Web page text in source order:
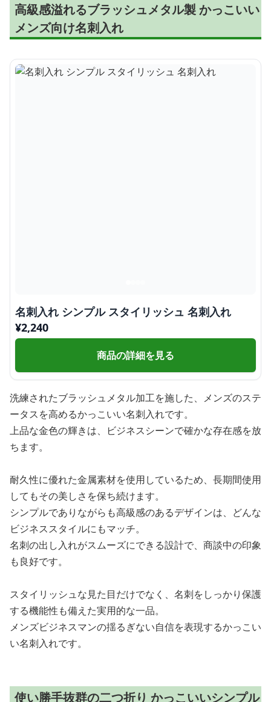
高級感溢れるブラッシュメタル製 かっこいい
メンズ向け名刺入れ
名刺入れ シンプル スタイリッシュ 名刺入れ
¥2,240
商品の詳細を見る
洗練されたブラッシュメタル加工を施した、メンズのステ
ータスを高めるかっこいい名刺入れです。
上品な金色の輝きは、ビジネスシーンで確かな存在感を放
ちます。
耐久性に優れた金属素材を使用しているため、長期間使用
してもその美しさを保ち続けます。
シンプルでありながらも高級感のあるデザインは、どんな
ビジネススタイルにもマッチ。
名刺の出し入れがスムーズにできる設計で、商談中の印象
も良好です。
スタイリッシュな見た目だけでなく、名刺をしっかり保護
する機能性も備えた実用的な一品。
メンズビジネスマンの揺るぎない自信を表現するかっこい
い名刺入れです。
使い勝手抜群の二つ折り かっこいいシンプル